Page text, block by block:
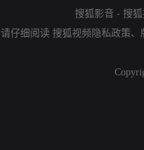
搜狐影音 - 搜
请仔细阅读 搜狐视频隐私政策、